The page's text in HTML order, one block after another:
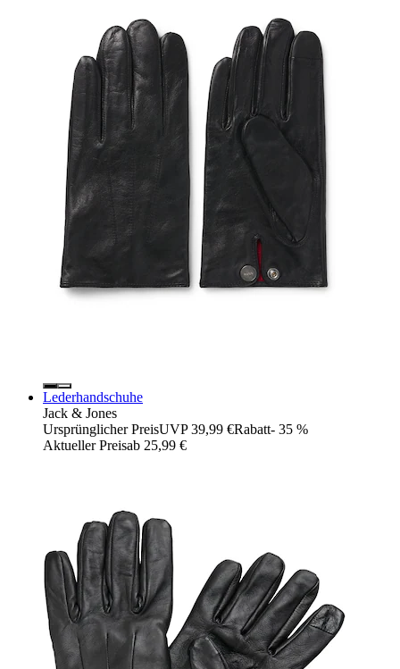
Lederhandschuhe
Jack & Jones
Ursprünglicher PreisUVP 39,99 €Rabatt- 35 %
Aktueller Preisab 25,99 €